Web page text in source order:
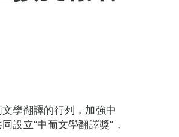
學翻譯的行列，加強中
設立“中葡文學翻譯獎”，